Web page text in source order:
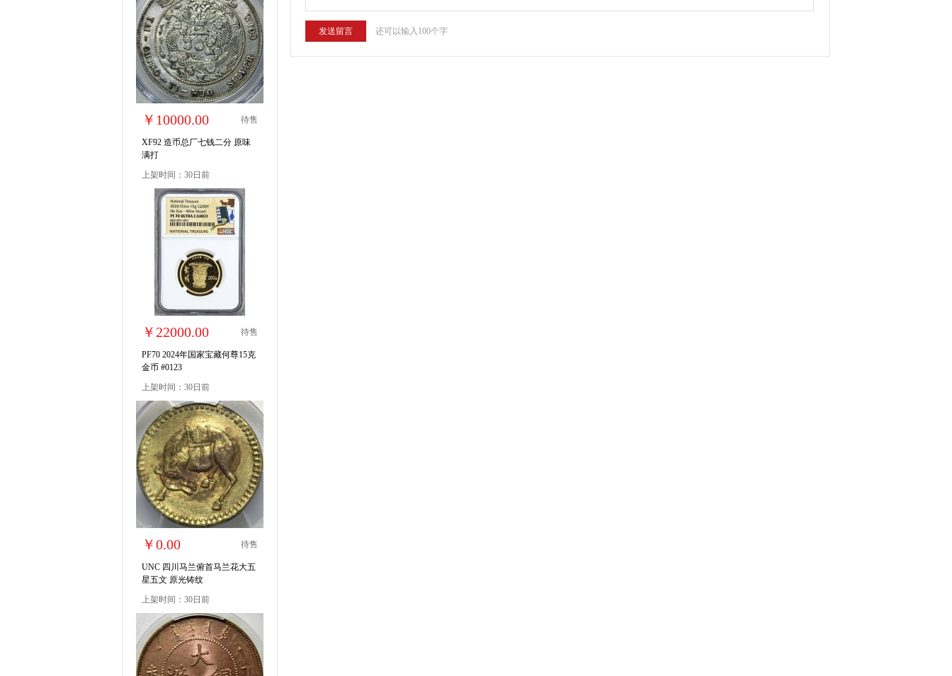
￥10000.00 待售
XF92 造币总厂七钱二分 原味
满打
上架时间：30日前
￥22000.00 待售
PF70 2024年国家宝藏何尊15克
金币 #0123
上架时间：30日前
￥0.00 待售
UNC 四川马兰俯首马兰花大五
星五文 原光铸纹
上架时间：30日前
还可以输入100个字